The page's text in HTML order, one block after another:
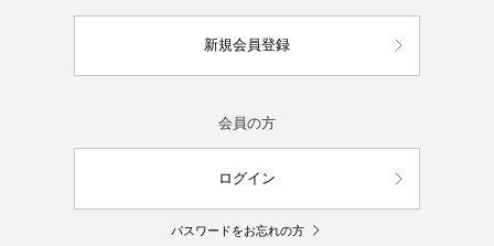
新規会員登録
会員の方
ログイン
パスワードをお忘れの方